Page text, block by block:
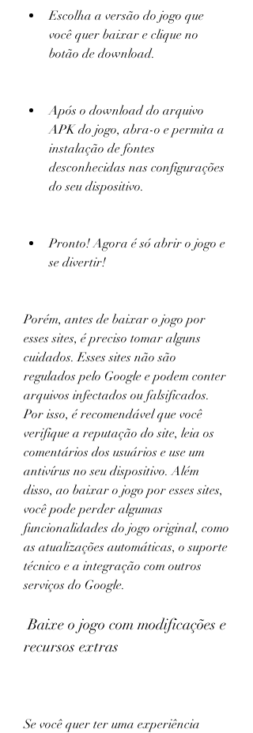
Escolha a versão do jogo que
você quer baixar e clique no
botão de download.
Após o download do arquivo
APK do jogo, abra-o e permita a
instalação de fontes
desconhecidas nas configurações
do seu dispositivo.
Pronto! Agora é só abrir o jogo e
se divertir!
Porém, antes de baixar o jogo por
esses sites, é preciso tomar alguns
cuidados. Esses sites não são
regulados pelo Google e podem conter
arquivos infectados ou falsificados.
Por isso, é recomendável que você
verifique a reputação do site, leia os
comentários dos usuários e use um
antivírus no seu dispositivo. Além
disso, ao baixar o jogo por esses sites,
você pode perder algumas
funcionalidades do jogo original, como
as atualizações automáticas, o suporte
técnico e a integração com outros
serviços do Google.
Baixe o jogo com modificações e
recursos extras
Se você quer ter uma experiência